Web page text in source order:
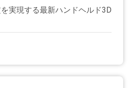
実現する最新ハンドヘルド3D